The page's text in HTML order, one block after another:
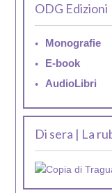
ODG Edizioni
Monografie
E-book
AudioLibri
Di sera | La